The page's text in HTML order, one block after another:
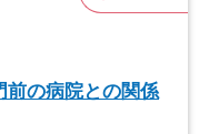
前の病院との関係